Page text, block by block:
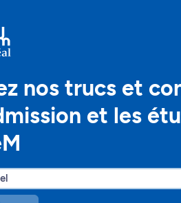
nos trucs et
et les